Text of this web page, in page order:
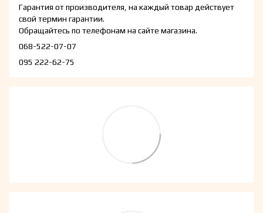
Гарантия от производителя, на каждый товар действует
свой термин гарантии.
Обращайтесь по телефонам на сайте магазина.
068-522-07-07
095 222-62-75